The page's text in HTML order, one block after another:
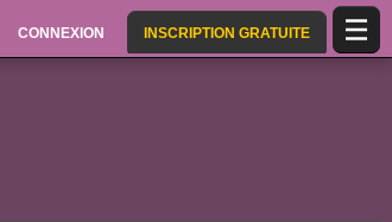
CONNEXION INSCRIPTION GRATUITE